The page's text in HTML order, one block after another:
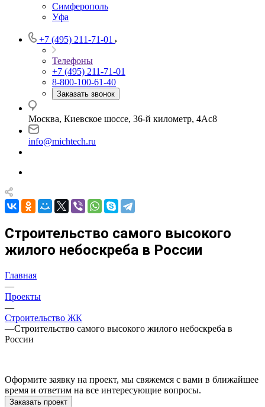
Симферополь
Уфа
+7 (495) 211-71-01
Телефоны
+7 (495) 211-71-01
8-800-100-61-40
Заказать звонок
Москва, Киевское шоссе, 36-й километр, 4Ас8
info@michtech.ru
Строительство самого высокого
жилого небоскреба в России
Главная
—
Проекты
—
Строительство ЖК
—Строительство самого высокого жилого небоскреба в
России
Оформите заявку на проект, мы свяжемся с вами в ближайшее
время и ответим на все интересующие вопросы.
Заказать проект